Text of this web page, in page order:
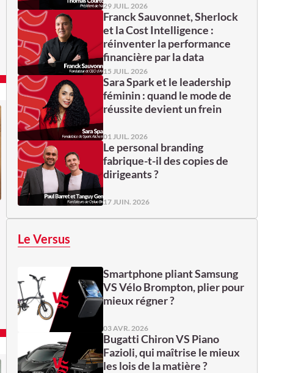
29 JUIL. 2026
Franck Sauvonnet, Sherlock
et la Cost Intelligence :
réinventer la performance
financière par la data
15 JUIL. 2026
Sara Spark et le leadership
féminin : quand le mode de
réussite devient un frein
01 JUIL. 2026
Le personal branding
fabrique-t-il des copies de
dirigeants ?
17 JUIN. 2026
Le Versus
Smartphone pliant Samsung
VS Vélo Brompton, plier pour
mieux régner ?
03 AVR. 2026
Bugatti Chiron VS Piano
Fazioli, qui maîtrise le mieux
les lois de la matière ?